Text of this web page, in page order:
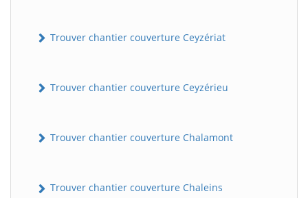
Trouver chantier couverture Ceyzériat
Trouver chantier couverture Ceyzérieu
Trouver chantier couverture Chalamont
Trouver chantier couverture Chaleins